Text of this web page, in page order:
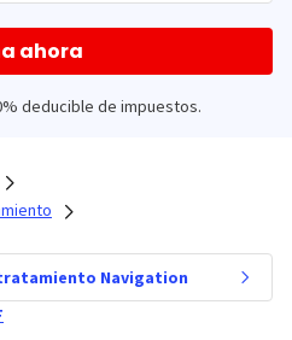
ahora
deducible de impuestos.
Navigation